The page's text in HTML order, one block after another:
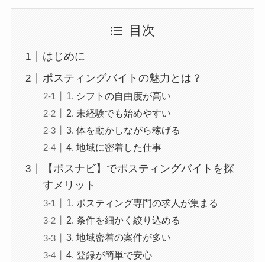
目次
はじめに
ポスティングバイトの魅力とは？
1. シフトの自由度が高い
2. 未経験でも始めやすい
3. 体を動かしながら稼げる
4. 地域に密着した仕事
【ポスナビ】でポスティングバイトを探
すメリット
1. ポスティング専門の求人が集まる
2. 条件を細かく絞り込める
3. 地域密着の案件が多い
4. 登録が簡単で安心